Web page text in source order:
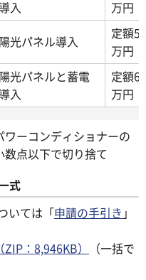
入
万円
光パネル導入
定額50
万円
光パネルと蓄電
入
定額60
万円
ーコンディショナーの
点以下で切り捨て
式
いては「申請の手引き 」
：8,946KB）
（一括で